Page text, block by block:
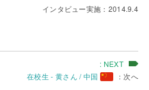
インタビュー実施：2014.9.4
在校生 - 黄さん / 中国